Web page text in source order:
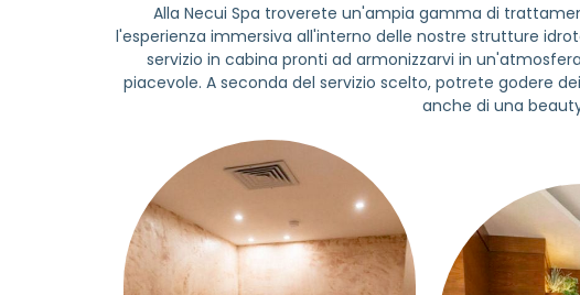
Alla Necui Spa troverete un'ampia gamma di
l'esperienza immersiva all'interno delle nostre strutture
servizio in cabina pronti ad armonizzarvi in
piacevole. A seconda del servizio scelto, potrete godere
anche di una